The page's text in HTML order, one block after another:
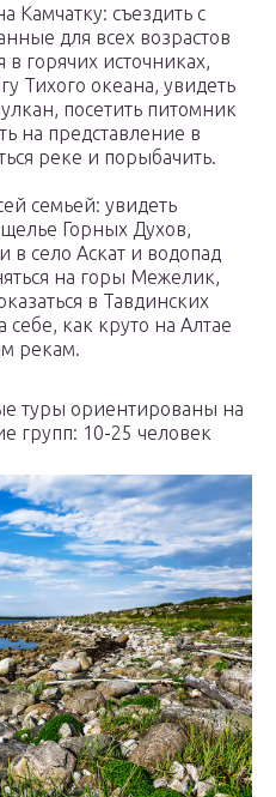
Камчатку: съездить с
для всех возрастов
в горячих источниках,
Тихого океана, увидеть
посетить питомник
на представление в
реке и порыбачить.
семьей: увидеть
Горных Духов,
в село Аскат и водопад
на горы Межелик,
в Тавдинских
как круто на Алтае
рекам.
туры ориентированы на
групп: 10-25 человек